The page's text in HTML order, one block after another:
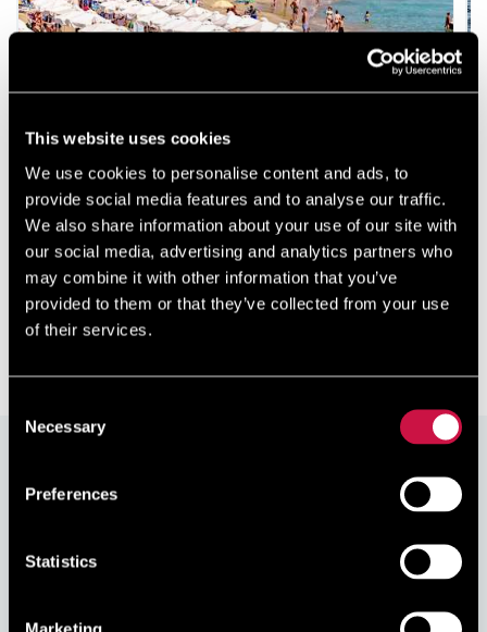
This website uses cookies
We use cookies to personalise content and ads, to
provide social media features and to analyse our traffic.
We also share information about your use of our site with
our social media, advertising and analytics partners who
may combine it with other information that you’ve
provided to them or that they’ve collected from your use
of their services.
Selection
Necessary
Preferences
Statistics
Marketing
Пляж Корал-Бэй
Пляж Корал-Бэй расположен примерно в шести
километрах к северу от Пафоса. И хотя берег здесь
неровный, пляж покрыт мягким белым песком и
идеально подходит для семейного отдыха. Любимые
занятия отдыхаю ...
Начните зарабатывать скидку при каждом бронировании